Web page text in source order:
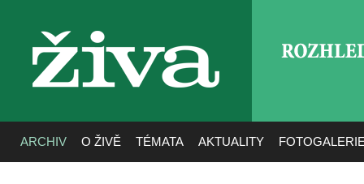
živa
ARCHIV O ŽIVĚ TÉMATA AKTUALITY